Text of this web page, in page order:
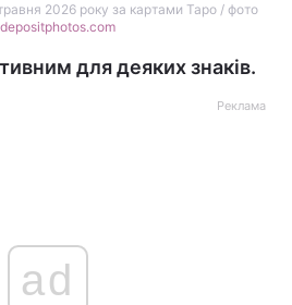
2026 року за картами Таро / фото
для деяких знаків.
Реклама
ad